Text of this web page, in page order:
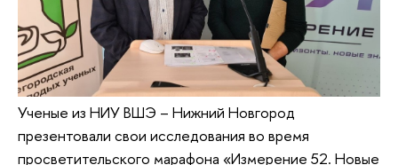
Ученые из НИУ ВШЭ – Нижний Новгород
презентовали свои исследования во время
просветительского марафона «Измерение 52. Новые